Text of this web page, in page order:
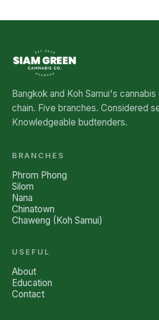
Bangkok and Koh Samui's
chain. Five branches. Considered
Knowledgeable budtenders.
BRANCHES
Phrom Phong
Silom
Nana
Chinatown
Chaweng (Koh Samui)
USEFUL
About
Education
Contact